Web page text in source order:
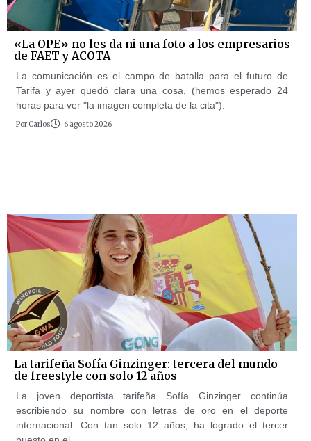
«La OPE» no les da ni una foto a los empresarios
de FAET y ACOTA
La comunicación es el campo de batalla para el futuro de
Tarifa y ayer quedó clara una cosa, (hemos esperado 24
horas para ver "la imagen completa de la cita").
Por Carlos 6 agosto 2026
La tarifeña Sofía Ginzinger: tercera del mundo
de freestyle con solo 12 años
La joven deportista tarifeña Sofía Ginzinger continúa
escribiendo su nombre con letras de oro en el deporte
internacional. Con tan solo 12 años, ha logrado el tercer